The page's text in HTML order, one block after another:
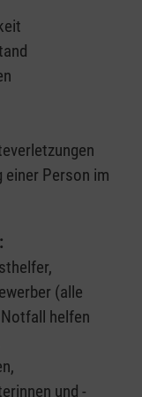
einer Person im
(alle
helfen
und -